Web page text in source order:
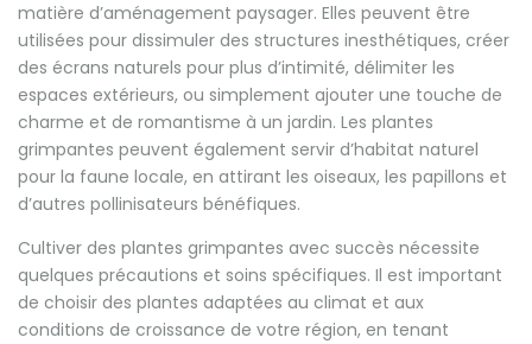
matière d’aménagement paysager. Elles peuvent être
utilisées pour dissimuler des structures inesthétiques, créer
des écrans naturels pour plus d’intimité, délimiter les
espaces extérieurs, ou simplement ajouter une touche de
charme et de romantisme à un jardin. Les plantes
grimpantes peuvent également servir d’habitat naturel
pour la faune locale, en attirant les oiseaux, les papillons et
d’autres pollinisateurs bénéfiques.
Cultiver des plantes grimpantes avec succès nécessite
quelques précautions et soins spécifiques. Il est important
de choisir des plantes adaptées au climat et aux
conditions de croissance de votre région, en tenant